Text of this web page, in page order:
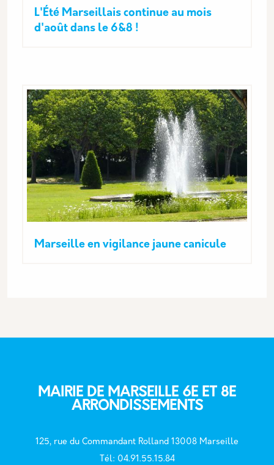
L'Été Marseillais continue au mois
d'août dans le 6&8 !
Marseille en vigilance jaune canicule
MAIRIE DE MARSEILLE 6E ET 8E
ARRONDISSEMENTS
125, rue du Commandant Rolland 13008 Marseille
T él: 04.91.55.15.84